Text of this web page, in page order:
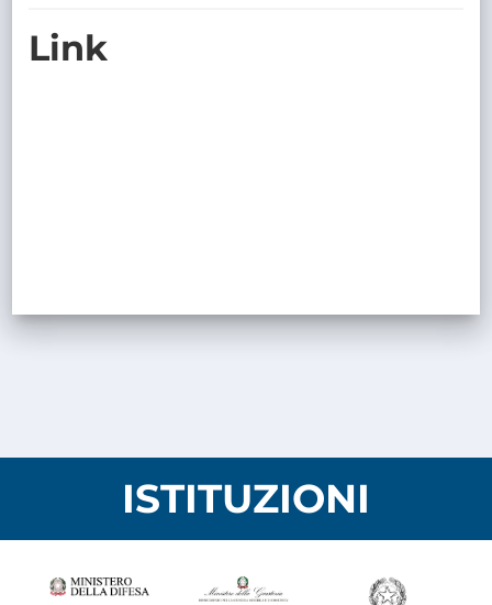
Link
ISTITUZIONI